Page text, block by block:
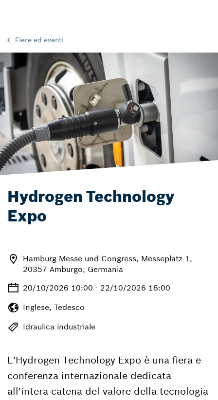
Fiere ed eventi
Hydrogen Technology
Expo
Hamburg Messe und Congress, Messeplatz 1,
20357 Amburgo, Germania
20/10/2026 10:00 - 22/10/2026 18:00
Inglese, Tedesco
Idraulica industriale
L'Hydrogen Technology Expo è una fiera e
conferenza internazionale dedicata
all'intera catena del valore della tecnologia